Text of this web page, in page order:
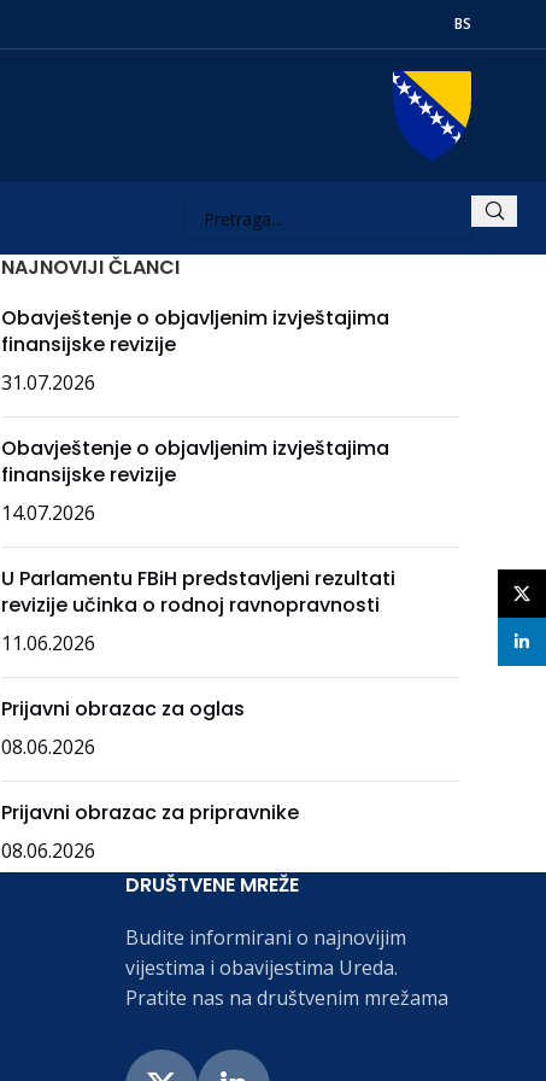
BS
NAJNOVIJI ČLANCI
Obavještenje o objavljenim izvještajima
finansijske revizije
31.07.2026
Obavještenje o objavljenim izvještajima
finansijske revizije
14.07.2026
U Parlamentu FBiH predstavljeni rezultati
revizije učinka o rodnoj ravnopravnosti
11.06.2026
Prijavni obrazac za oglas
08.06.2026
Prijavni obrazac za pripravnike
08.06.2026
DRUŠTVENE MREŽE
Budite informirani o najnovijim
vijestima i obavijestima Ureda.
Pratite nas na društvenim mrežama